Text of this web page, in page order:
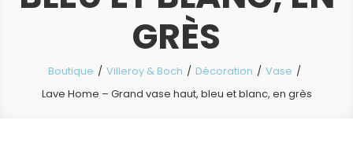
GRÈS
Boutique Villeroy & Boch Décoration
Vase
Lave Home – Grand vase haut, bleu et blanc, en grès